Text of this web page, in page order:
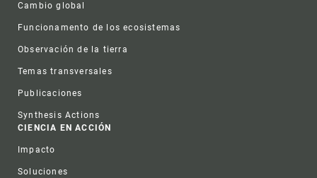
Cambio global
Funcionamento de los ecosistemas
Observación de la tierra
Temas transversales
Publicaciones
Synthesis Actions
CIENCIA EN ACCIÓN
Impacto
Soluciones